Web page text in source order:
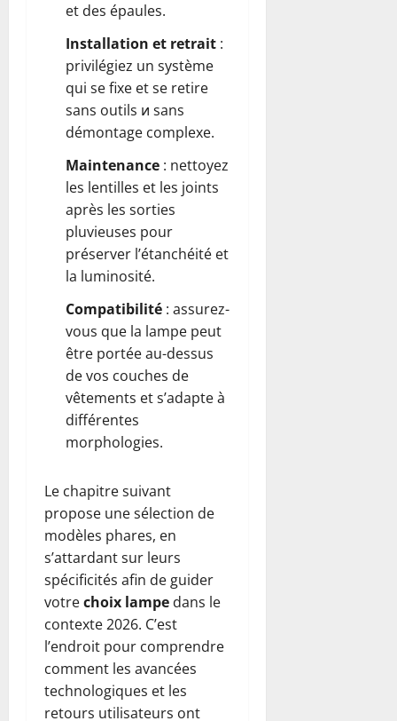
et des épaules.
Installation et retrait :
privilégiez un système
qui se fixe et se retire
sans outils и sans
démontage complexe.
Maintenance : nettoyez
les lentilles et les joints
après les sorties
pluvieuses pour
préserver l’étanchéité et
la luminosité.
Compatibilité : assurez-
vous que la lampe peut
être portée au-dessus
de vos couches de
vêtements et s’adapte à
différentes
morphologies.
Le chapitre suivant
propose une sélection de
modèles phares, en
s’attardant sur leurs
spécificités afin de guider
votrechoix lampe dans le
contexte 2026. C’est
l’endroit pour comprendre
comment les avancées
technologiques et les
retours utilisateurs ont